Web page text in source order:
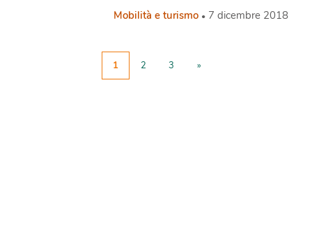
Mobilità e turismo 7 dicembre 2018
1 2 3 »